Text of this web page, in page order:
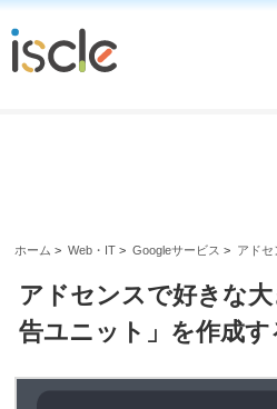
ホーム > Web・IT > Googleサービス > アドセ
アドセンスで好きな
告ユニット」を作成す